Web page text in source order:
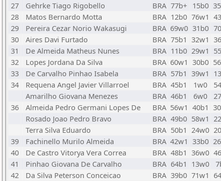
27
Gehrke Tiago Rigobello BRA 77b+ 15b0
28
Matos Bernardo Motta BRA 12b0 76w1
29
Pereira Cezar Norio Wakasugi BRA 69w0 31b0
30
Aires Davi Furtado BRA 75b1 32w1
31
De Almeida Matheus Nunes BRA 11b0 29w1
32
Lopes Jordana Da Silva BRA 60w1 30b0
33
De Carvalho Pinhao Isabela BRA 57b1 39w1
34
Requena Angel Javier Villarroel BRA 45b1 1w0
Amarilho Giovana Menezes
BRA 46b1 6w0
36
Almeida Pedro Germani Lopes De BRA 56w1 40b1
Rosado Joao Pedro Bravo
BRA 49b0 58w1
Terra Silva Eduardo
BRA 50b1 24w0
39
Fachinello Murilo Almeida BRA 42w1 33b0
40
De Castro Vitorya Vera Correa BRA 48b1 36w0
41
Pinhao Giovana De Carvalho BRA 64b1 13w0
42
Da Silva Peterson Conceicao BRA 39b0 71w1